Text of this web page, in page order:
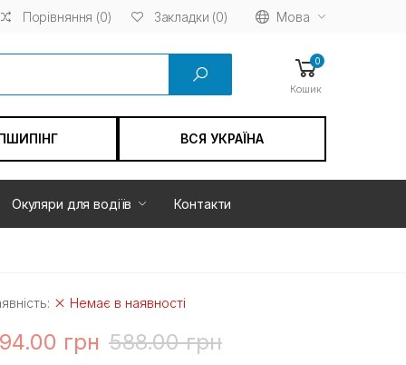
Порівняння (0) Закладки (0) Мова
0
Кошик
ВСЯ УКРАЇНА
Окуляри для водіїв Контакти
Немає в наявності
грн 588.00 грн